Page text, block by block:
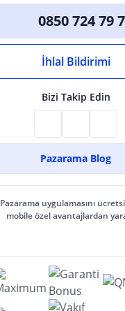
0850 724 79
İhlal Bildirimi
Bizi Takip Edin
Pazarama Blog
Pazarama uygulamasını
mobile özel avantajlardan